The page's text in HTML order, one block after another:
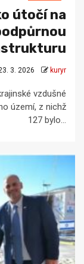
útočí na
3. 2026 kuryr
vzdušné
území, z nichž
127 bylo...